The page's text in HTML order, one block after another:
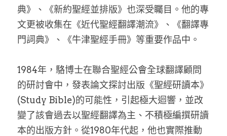
典》、《新約聖經並排版》也深受矚目。他的專
文更被收集在《近代聖經翻譯潮流》、《翻譯專
門詞典》、《牛津聖經手冊》等重要作品中。
1984年，駱博士在聯合聖經公會全球翻譯顧問
的研討會中，發表論文探討出版《聖經研讀本》
(Study Bible)的可能性，引起極大迴響，並改
變了該會過去以聖經翻譯為主、不積極編撰研讀
本的出版方針。從1980年代起，他也實際推動